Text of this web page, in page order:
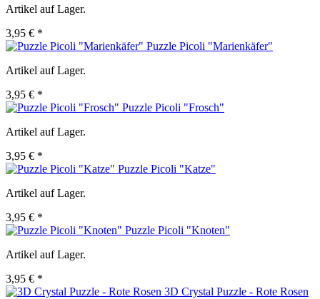
Artikel auf Lager.
3,95 € *
Puzzle Picoli "Marienkäfer"
Artikel auf Lager.
3,95 € *
Puzzle Picoli "Frosch"
Artikel auf Lager.
3,95 € *
Puzzle Picoli "Katze"
Artikel auf Lager.
3,95 € *
Puzzle Picoli "Knoten"
Artikel auf Lager.
3,95 € *
3D Crystal Puzzle - Rote Rosen